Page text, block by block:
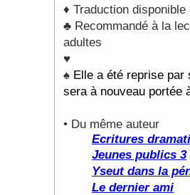
♦ Traduction
♣ Recommandé à la
adultes
♥
♠ Elle a été reprise par
sera à nouveau portée
• Du même auteur
Ecritures
Jeunes publics 3
Yseut dans la
Le dernier ami